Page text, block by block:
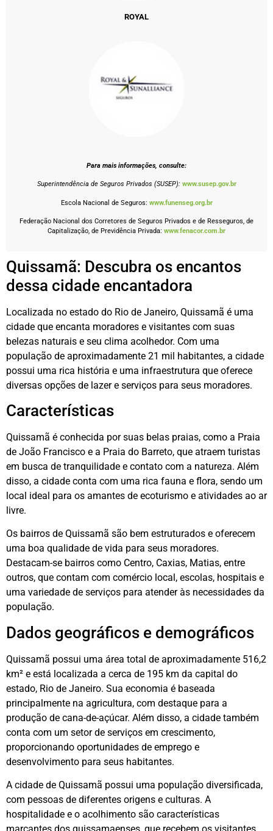
ROYAL
Para mais informações, consulte:
Superintendência de Seguros Privados (SUSEP): www.susep.gov.br
Escola Nacional de Seguros: www.funenseg.org.br
Federação Nacional dos Corretores de Seguros Privados e de Resseguros, de
Capitalização, de Previdência Privada: www.fenacor.com.br
Quissamã: Descubra os encantos
dessa cidade encantadora
Localizada no estado do Rio de Janeiro, Quissamã é uma
cidade que encanta moradores e visitantes com suas
belezas naturais e seu clima acolhedor. Com uma
população de aproximadamente 21 mil habitantes, a cidade
possui uma rica história e uma infraestrutura que oferece
diversas opções de lazer e serviços para seus moradores.
Características
Quissamã é conhecida por suas belas praias, como a Praia
de João Francisco e a Praia do Barreto, que atraem turistas
em busca de tranquilidade e contato com a natureza. Além
disso, a cidade conta com uma rica fauna e flora, sendo um
local ideal para os amantes de ecoturismo e atividades ao ar
livre.
Os bairros de Quissamã são bem estruturados e oferecem
uma boa qualidade de vida para seus moradores.
Destacam-se bairros como Centro, Caxias, Matias, entre
outros, que contam com comércio local, escolas, hospitais e
uma variedade de serviços para atender às necessidades da
população.
Dados geográficos e demográficos
Quissamã possui uma área total de aproximadamente 516,2
km² e está localizada a cerca de 195 km da capital do
estado, Rio de Janeiro. Sua economia é baseada
principalmente na agricultura, com destaque para a
produção de cana-de-açúcar. Além disso, a cidade também
conta com um setor de serviços em crescimento,
proporcionando oportunidades de emprego e
desenvolvimento para seus habitantes.
A cidade de Quissamã possui uma população diversificada,
com pessoas de diferentes origens e culturas. A
hospitalidade e o acolhimento são características